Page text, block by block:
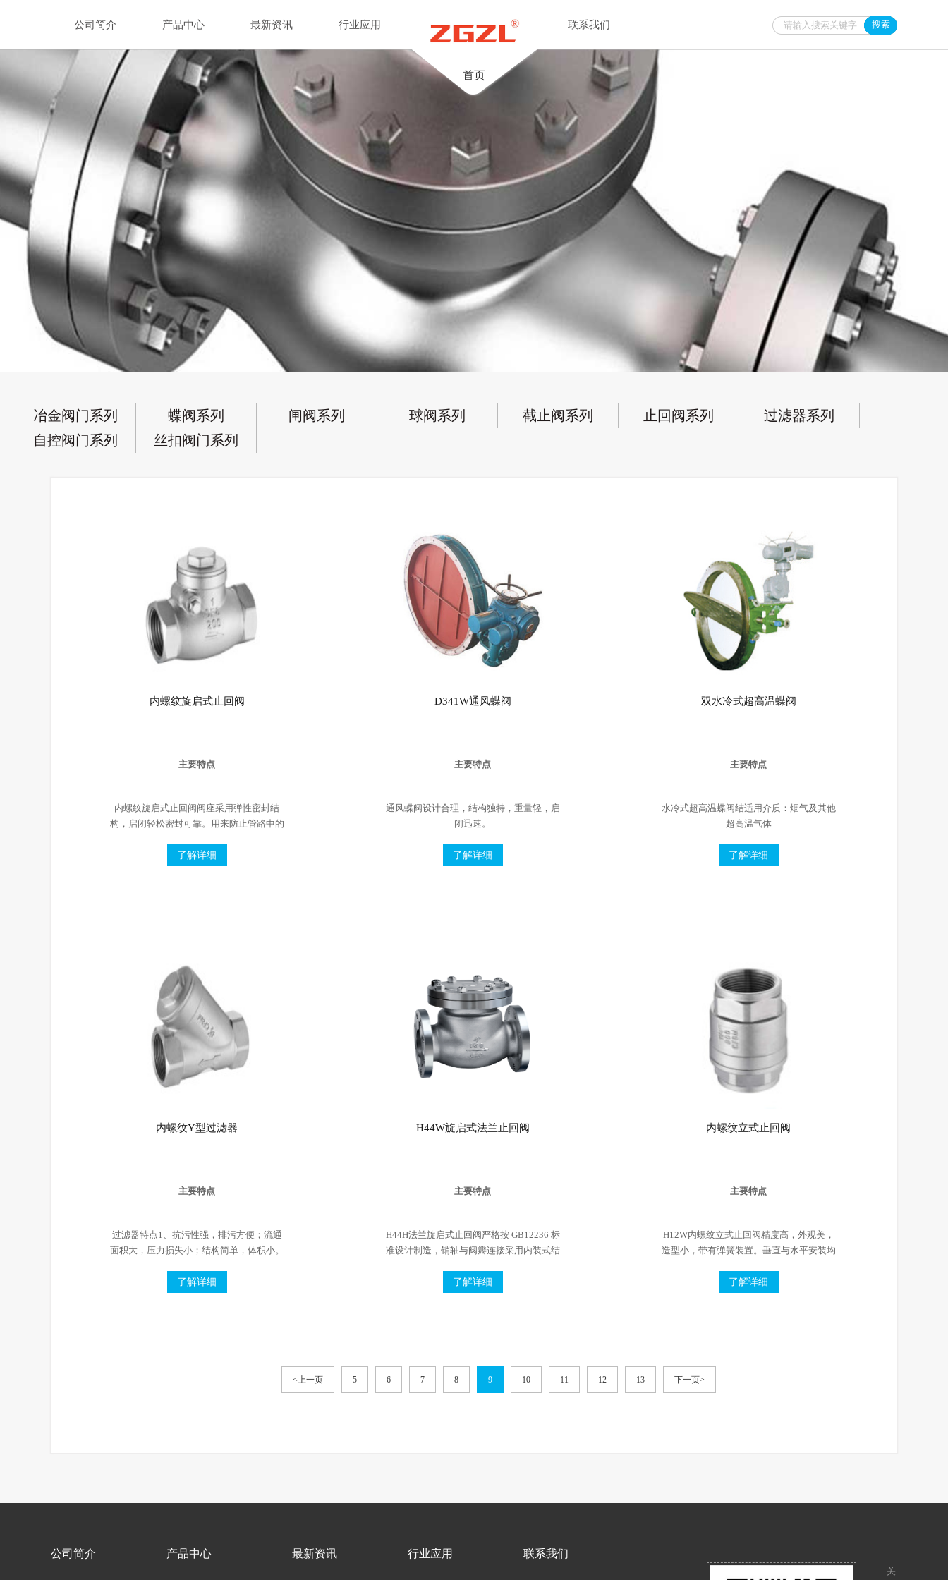
首页
公司简介 产品中心 最新资讯 行业应用 联系我们
冶金阀门系列 蝶阀系列 闸阀系列 球阀系列 截止阀系列 止回阀系列
过滤器系列
自控阀门系列
丝扣阀门系列
内螺纹旋启式止回阀
主要特点
内螺纹旋启式止回阀阀座采用弹性密封结
构，启闭轻松密封可靠。用来防止管路中的
酸性介质等。
了解详细
D341W通风蝶阀
主要特点
通风蝶阀设计合理，结构独特，重量轻，启
闭迅速。
了解详细
双水冷式超高温蝶阀
主要特点
水冷式超高温蝶阀结适用介质：烟气及其他
超高温气体
了解详细
内螺纹Y型过滤器
主要特点
过滤器特点1、抗污性强，排污方便；流通
面积大，压力损失小；结构简单，体积小。
了解详细
H44W旋启式法兰止回阀
主要特点
H44H法兰旋启式止回阀严格按 GB12236 标
准设计制造，销轴与阀瓣连接采用内装式结
于石油、
了解详细
内螺纹立式止回阀
主要特点
H12W内螺纹立式止回阀精度高，外观美，
造型小，带有弹簧装置。垂直与水平安装均
了解详细
<上一页 5 6 7 8 9 10 11 12 13 下一页>
公司简介 产品中心 最新资讯 行业应用 联系我们
关